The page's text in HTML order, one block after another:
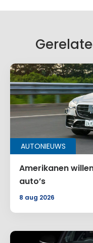
Je e-
Naam
E-mail*
Site
AUTONIEUWS
Amerikanen
auto’s
8 aug 2026